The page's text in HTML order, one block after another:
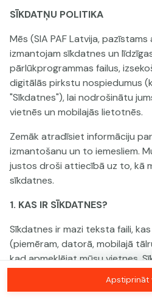
Šai spēlei nav pieejama
pieslēdzies, lai
SĪKDATŅU POLITIKA
Mēs (SIA PAF Latvija,
izmantojam sīkdatnes un
pārlūkprogrammas failus,
digitālās pirkstu nospiedumus
"Sīkdatnes"), lai nodrošinātu
vietnēs un mobilajās lietotnēs.
Zemāk atradīsiet informāciju
izmantošanu un to iemesliem.
justos droši attiecībā uz to, kā
sīkdatnes.
1. KAS IR SĪKDATNES?
Sīkdatnes ir mazi teksta faili,
(piemēram, datorā, mobilajā
kad apmeklējat mūsu vietnes.
mums jūs atpazīt un saprast,
vietnes, kas palīdz mums
Apstiprināt